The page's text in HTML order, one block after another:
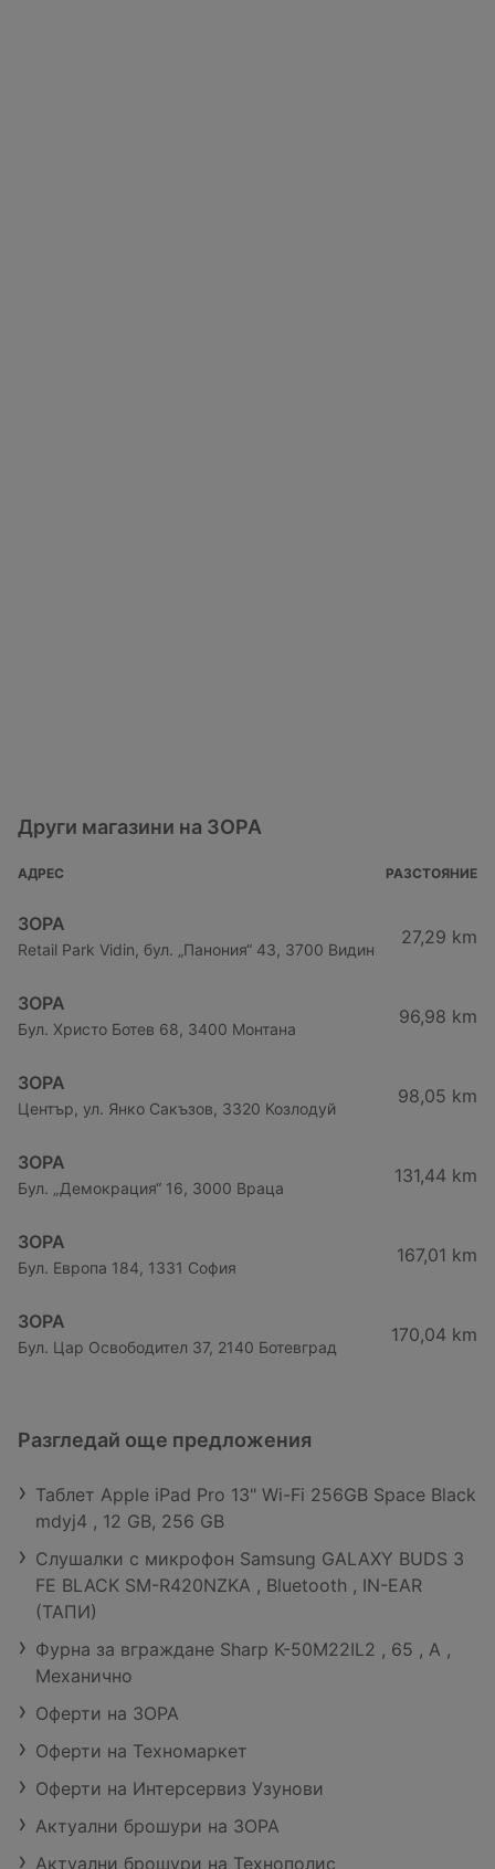
Други магазини на ЗОРА
АДРЕС РАЗСТОЯНИЕ
ЗОРА
Retail Park Vidin, бул. „Панония“ 43, 3700 Видин
27,29 km
ЗОРА
Бул. Христо Ботев 68, 3400 Монтана
96,98 km
ЗОРА
Център, ул. Янко Сакъзов, 3320 Козлодуй
98,05 km
ЗОРА
Бул. „Демокрация“ 16, 3000 Враца
131,44 km
ЗОРА
Бул. Европа 184, 1331 София
167,01 km
ЗОРА
Бул. Цар Освободител 37, 2140 Ботевград
170,04 km
Разгледай още предложения
Таблет Apple iPad Pro 13" Wi-Fi 256GB Space Black
mdyj4 , 12 GB, 256 GB
Слушалки с микрофон Samsung GALAXY BUDS 3
FE BLACK SM-R420NZKA , Bluetooth , IN-EAR
(ТАПИ)
Фурна за вграждане Sharp K-50M22IL2 , 65 , А ,
Механично
Оферти на ЗОРА
Оферти на Техномаркет
Оферти на Интерсервиз Узунови
Актуални брошури на ЗОРА
Актуални брошури на Технополис